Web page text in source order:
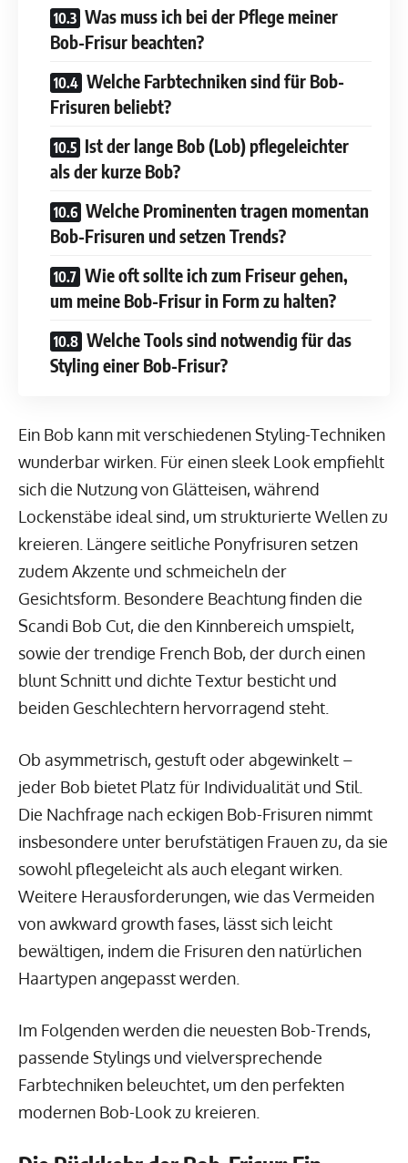
Was muss ich bei der Pflege meiner
Bob-Frisur beachten?
Welche Farbtechniken sind für Bob-
Frisuren beliebt?
Ist der lange Bob (Lob) pflegeleichter
als der kurze Bob?
Welche Prominenten tragen momentan
Bob-Frisuren und setzen Trends?
Wie oft sollte ich zum Friseur gehen,
um meine Bob-Frisur in Form zu halten?
Welche Tools sind notwendig für das
Styling einer Bob-Frisur?
Ein Bob kann mit verschiedenen Styling-Techniken
wunderbar wirken. Für einen sleek Look empfiehlt
sich die Nutzung von Glätteisen, während
Lockenstäbe ideal sind, um strukturierte Wellen zu
kreieren. Längere seitliche Ponyfrisuren setzen
zudem Akzente und schmeicheln der
Gesichtsform. Besondere Beachtung finden die
Scandi Bob Cut, die den Kinnbereich umspielt,
sowie der trendige French Bob, der durch einen
blunt Schnitt und dichte Textur besticht und
beiden Geschlechtern hervorragend steht.
Ob asymmetrisch, gestuft oder abgewinkelt –
jeder Bob bietet Platz für Individualität und Stil.
Die Nachfrage nach eckigen Bob-Frisuren nimmt
insbesondere unter berufstätigen Frauen zu, da sie
sowohl pflegeleicht als auch elegant wirken.
Weitere Herausforderungen, wie das Vermeiden
von awkward growth fases, lässt sich leicht
bewältigen, indem die Frisuren den natürlichen
Haartypen angepasst werden.
Im Folgenden werden die neuesten Bob-Trends,
passende Stylings und vielversprechende
Farbtechniken beleuchtet, um den perfekten
modernen Bob-Look zu kreieren.